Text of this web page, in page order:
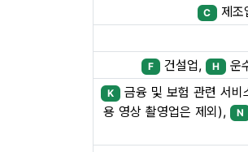
C 제
F 건설업, H 운
K 금융 및 보험 관련 서비
용 영상 촬영업은 제외),
N